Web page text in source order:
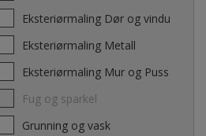
Eksteriørmaling Dør og vindu
Eksteriørmaling Metall
Eksteriørmaling Mur og Puss
Fug og sparkel
Grunning og vask